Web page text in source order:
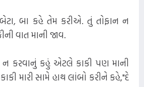
બા કહે તેમ કરીએ. તું તોફાન ન
વાત માની જાવ.
ન કરવાનું કહું એટલે કાકી પણ માની
મારી સામે હાથ લાંબો કરીને કહે,"દે